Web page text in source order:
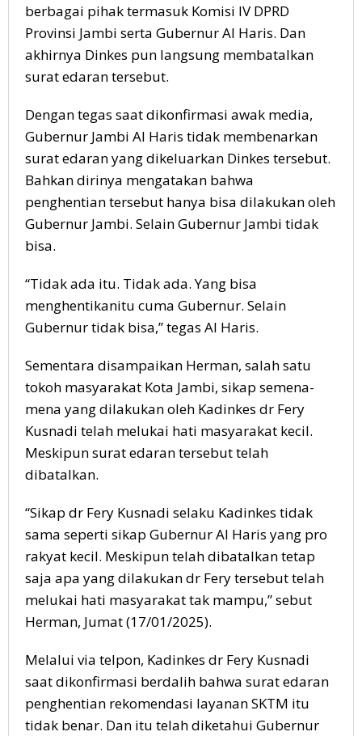
berbagai pihak termasuk Komisi IV DPRD
Provinsi Jambi serta Gubernur Al Haris. Dan
akhirnya Dinkes pun langsung membatalkan
surat edaran tersebut.
Dengan tegas saat dikonfirmasi awak media,
Gubernur Jambi Al Haris tidak membenarkan
surat edaran yang dikeluarkan Dinkes tersebut.
Bahkan dirinya mengatakan bahwa
penghentian tersebut hanya bisa dilakukan oleh
Gubernur Jambi. Selain Gubernur Jambi tidak
bisa.
“Tidak ada itu. Tidak ada. Yang bisa
menghentikanitu cuma Gubernur. Selain
Gubernur tidak bisa,” tegas Al Haris.
Sementara disampaikan Herman, salah satu
tokoh masyarakat Kota Jambi, sikap semena-
mena yang dilakukan oleh Kadinkes dr Fery
Kusnadi telah melukai hati masyarakat kecil.
Meskipun surat edaran tersebut telah
dibatalkan.
“Sikap dr Fery Kusnadi selaku Kadinkes tidak
sama seperti sikap Gubernur Al Haris yang pro
rakyat kecil. Meskipun telah dibatalkan tetap
saja apa yang dilakukan dr Fery tersebut telah
melukai hati masyarakat tak mampu,” sebut
Herman, Jumat (17/01/2025).
Melalui via telpon, Kadinkes dr Fery Kusnadi
saat dikonfirmasi berdalih bahwa surat edaran
penghentian rekomendasi layanan SKTM itu
tidak benar. Dan itu telah diketahui Gubernur